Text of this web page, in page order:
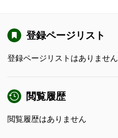
登録ページリスト
登録ページリストはありません
閲覧履歴
閲覧履歴はありません